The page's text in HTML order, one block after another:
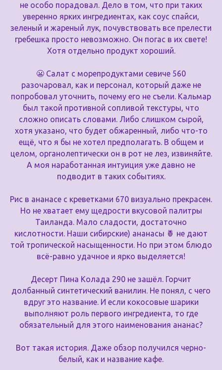
не особо порадовал. Дело в том, что при таких
уверенно ярких ингредиентах, как соус спайси,
зеленый и жареный лук, почувствовать все прелести
гребешка просто невозможно. Он погас в их свете!
Хотя отдельно продукт хороший.
😬 Салат с морепродуктами севиче 560
разочаровал, как и персонал, который даже не
попробовал уточнить, почему его не съели. Кальмар
был такой противной сопливой текстуры, что
сложно описать словами. Либо слишком сырой,
хотя указано, что будет обжаренный, либо что-то
ещё, что я бы не хотел предполагать. В общем и
целом, органолептически он в рот не лез, извиняйте.
А моя наработанная интуиция уже давно не
подводит в таких событиях.
Рис в ананасе с креветками 670 визуально прекрасен.
Но не хватает ему щедрости вкусовой палитры
Таиланда. Мало сладости, достаточно
кислотности. Наши сибирские) ананасы 🍍 не дают
той тропической насыщенности. Но при этом блюдо
всё-равно удачное и ярко выделяется!
Десерт Пина Колада 290 не зашёл. Горчит
долбанный синтетический ванилин. Не понял, с чего
вдруг это название. И если кокосовые шарики
выполняют роль первого ингредиента, то где
обязательный для этого наименования ананас?
Вот такая история. Даже обзор получился черно-
белый, как и название кафе.